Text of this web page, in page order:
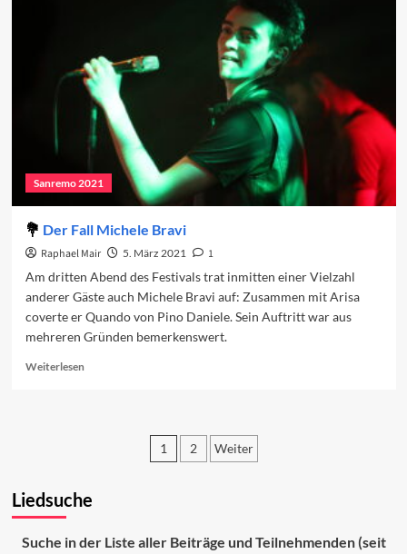
1)
Sanremo 2021
Der Fall Michele Bravi
Raphael Mair 5. März 2021
1
Am dritten Abend des Festivals trat inmitten einer Vielzahl
anderer Gäste auch Michele Bravi auf: Zusammen mit Arisa
coverte er Quando von Pino Daniele. Sein Auftritt war aus
mehreren Gründen bemerkenswert.
WeiterlesenRead
Beiträge
1 2 Weiter
Liedsuche
Suche in der Liste aller Beiträge und Teilnehmenden (seit